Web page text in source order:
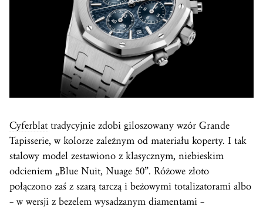
Cyferblattradycyjnie zdobi giloszowany wzór Grande
Tapisserie, w kolorze zależnym od materiału koperty. I tak
stalowy model zestawiono z klasycznym, niebieskim
odcieniem „Blue Nuit, Nuage 50”. Różowe złoto
połączono zaś z szarą tarczą i beżowymi totalizatorami albo
– w wersji z bezelem wysadzanym diamentami –